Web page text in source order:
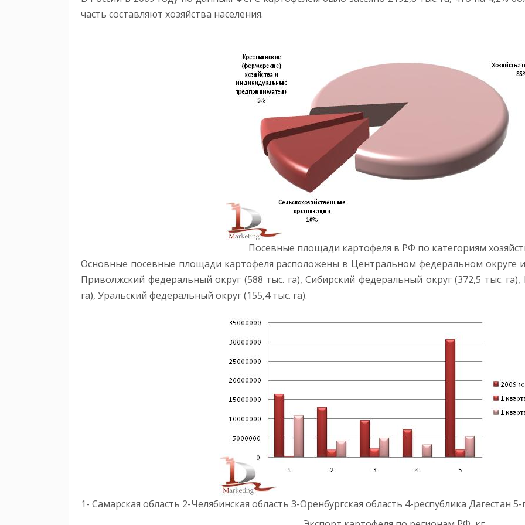
часть составляют хозяйства населения.
Посевные площади картофеля в РФ по категориям
Основные посевные площади картофеля расположены в Центральном федеральном округе и
Приволжский федеральный округ (588 тыс. га), Сибирский федеральный округ (372,5 тыс.
га), Уральский федеральный округ (155,4 тыс. га).
1- Самарская область 2-Челябинская область 3-Оренбургская область 4-республика Дагестан